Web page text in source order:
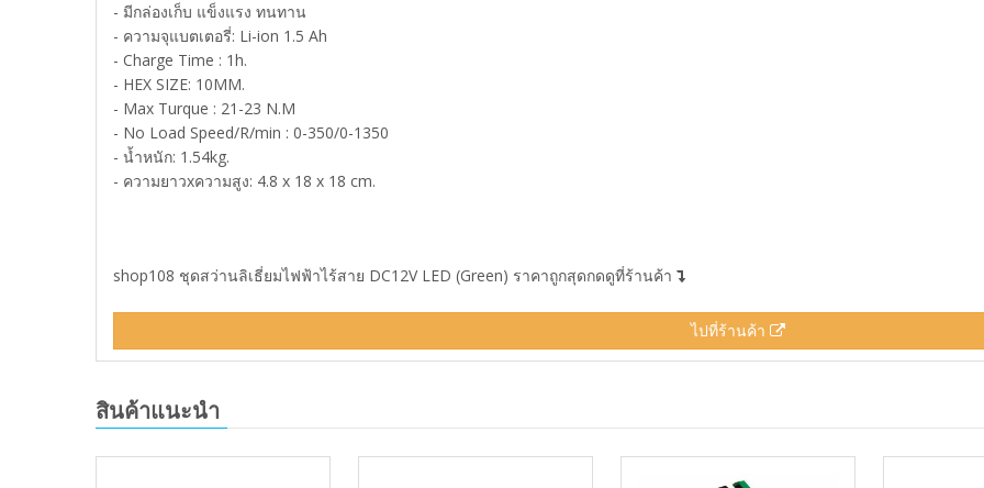
- มีกล่องเก็บ แข็งแรง ทนทาน
- ความจุแบตเตอรี่: Li-ion 1.5 Ah
- Charge Time : 1h.
- HEX SIZE: 10MM.
- Max Turque : 21-23 N.M
- No Load Speed/R/min : 0-350/0-1350
- น้ำหนัก: 1.54kg.
- ความยาวxความสูง: 4.8 x 18 x 18 cm.
shop108 ชุดสว่านลิเธี่ยมไฟฟ้าไร้สาย DC12V LED (Green) ราคาถูกสุดกดดูที่ร้านค้า
ไปที่ร้านค้า
สินค้าแนะนำ